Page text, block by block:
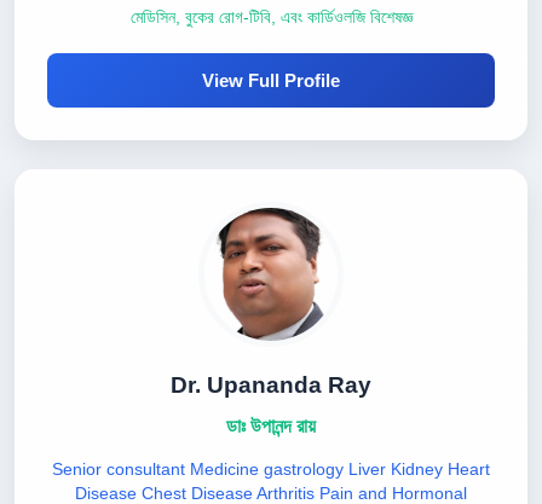
মেডিসিন, বুকের রোগ-টিবি, এবং কার্ডিওলজি বিশেষজ্ঞ
View Full Profile
Dr. Upananda Ray
ডাঃ উপানন্দ রায়
Senior consultant Medicine gastrology Liver Kidney Heart
Disease Chest Disease Arthritis Pain and Hormonal